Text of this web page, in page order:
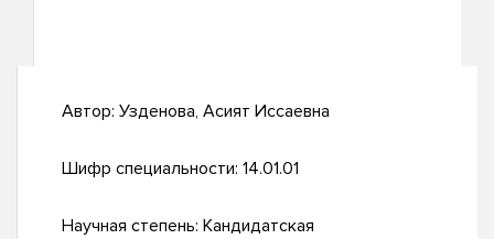
Автор: Узденова, Асият Иссаевна
Шифр специальности: 14.01.01
Научная степень: Кандидатская